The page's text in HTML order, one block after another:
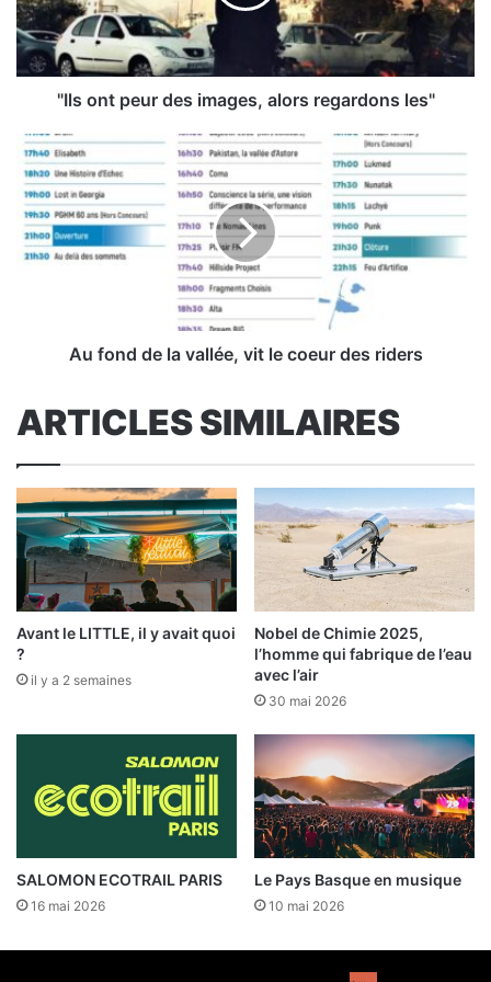
alors
regardons
les"
"Ils ont peur des images, alors regardons les"
Au
fond
de
la
vallée,
vit
Au fond de la vallée, vit le coeur des riders
ARTICLES SIMILAIRES
Avant le LITTLE, il y avait quoi
?
il y a 2 semaines
Nobel de Chimie 2025,
l’homme qui fabrique de l’eau
avec l’air
30 mai 2026
SALOMON ECOTRAIL PARIS
16 mai 2026
Le Pays Basque en musique
10 mai 2026